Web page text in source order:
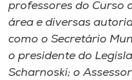
Museu
Unoesc
Store
professores do Curso
área e diversas
como o Secretário
o presidente do
Scharnoski; o